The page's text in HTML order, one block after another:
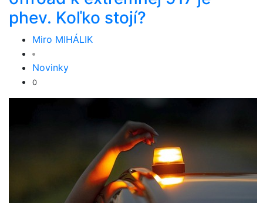
phev. Koľko stojí?
Miro MIHÁLIK
Novinky
0